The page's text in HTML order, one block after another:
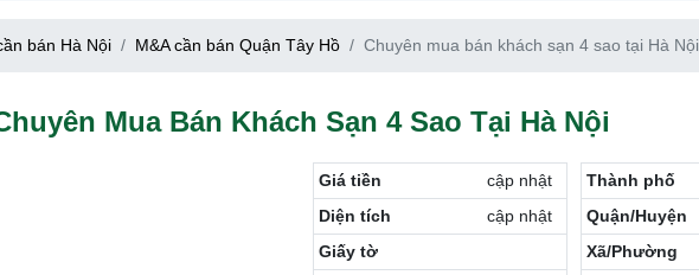
bán Hà Nội M&A cần bán Quận Tây Hồ Chuyên mua bán khách sạn 4 sao tại Hà Nội
Mua Bán Khách Sạn 4 Sao Tại Hà Nội
Giá tiền
cập nhật
Diện tích
cập nhật
Giấy tờ
Thành phố
Quận/Huyện
Xã/Phường